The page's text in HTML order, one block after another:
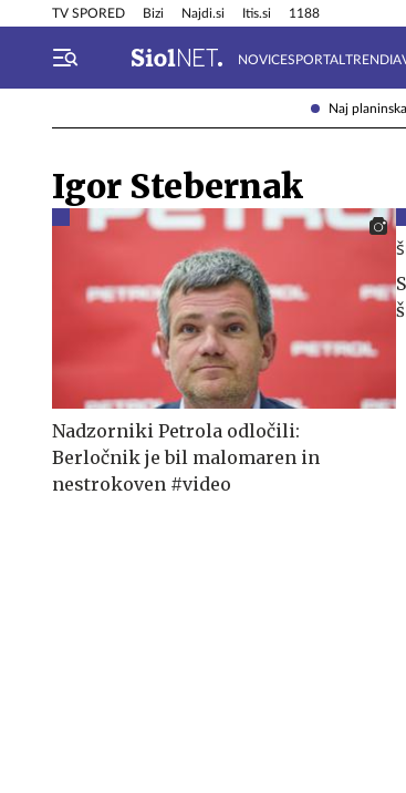
Naj
TV SPORED Bizi Najdi.si Itis.si 1188
NOVICESPORTAL TRENDI
Info in obvestila Tehnik
Igor Stebernak
Nadzorniki Petrola odločili:
Berločnik je bil malomaren in
nestrokoven #video